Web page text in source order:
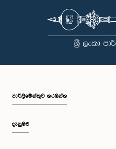
පාර්ලි‌මේන්තුව නරඹන්න
දැනුමට